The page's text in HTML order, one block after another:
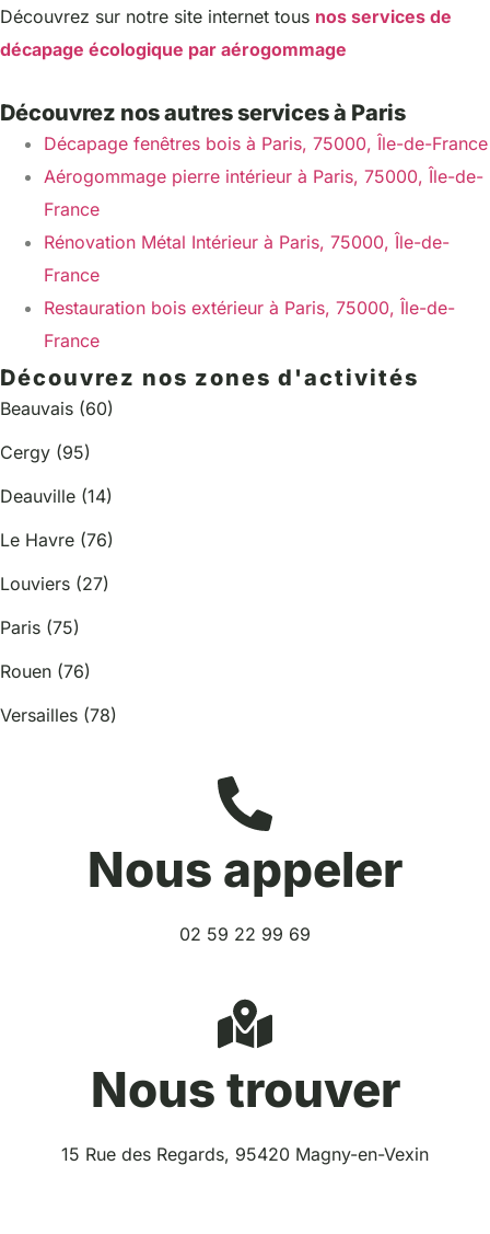
Découvrez sur notre site internet tous nos services de
décapage écologique par aérogommage
Découvrez nos autres services à Paris
Décapage fenêtres bois à Paris, 75000, Île-de-France
Aérogommage pierre intérieur à Paris, 75000, Île-de-
France
Rénovation Métal Intérieur à Paris, 75000, Île-de-
France
Restauration bois extérieur à Paris, 75000, Île-de-
France
Découvrez nos zones d'activités
Beauvais (60)
Cergy (95)
Deauville (14)
Le Havre (76)
Louviers (27)
Paris (75)
Rouen (76)
Versailles (78)
Nous appeler
02 59 22 99 69
Nous trouver
15 Rue des Regards, 95420 Magny-en-Vexin